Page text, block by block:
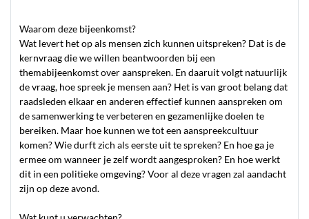
Waarom deze bijeenkomst?
Wat levert het op als mensen zich kunnen uitspreken? Dat is de
kernvraag die we willen beantwoorden bij een
themabijeenkomst over aanspreken. En daaruit volgt natuurlijk
de vraag, hoe spreek je mensen aan? Het is van groot belang dat
raadsleden elkaar en anderen effectief kunnen aanspreken om
de samenwerking te verbeteren en gezamenlijke doelen te
bereiken. Maar hoe kunnen we tot een aanspreekcultuur
komen? Wie durft zich als eerste uit te spreken? En hoe ga je
ermee om wanneer je zelf wordt aangesproken? En hoe werkt
dit in een politieke omgeving? Voor al deze vragen zal aandacht
zijn op deze avond.